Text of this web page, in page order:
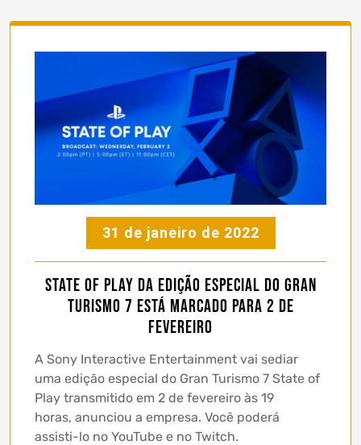
31 de janeiro de 2022
State of Play da edição especial do Gran
Turismo 7 está marcado para 2 de
fevereiro
A Sony Interactive Entertainment vai sediar
uma edição especial do Gran Turismo 7 State of
Play transmitido em 2 de fevereiro às 19
horas, anunciou a empresa. Você poderá
assisti-lo no YouTube e no Twitch.